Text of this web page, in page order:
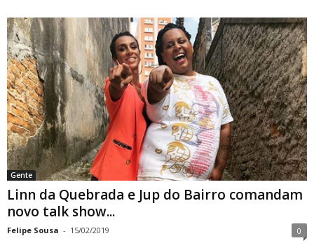
Gente
Linn da Quebrada e Jup do Bairro comandam
novo talk show...
Felipe Sousa - 15/02/2019 0